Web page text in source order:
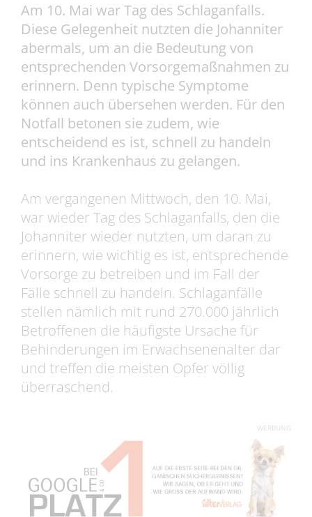
Am 10. Mai war Tag des Schlaganfalls.
Diese Gelegenheit nutzten die Johanniter
abermals, um an die Bedeutung von
entsprechenden Vorsorgemaßnahmen zu
erinnern. Denn typische Symptome
können auch übersehen werden. Für den
Notfall betonen sie zudem, wie
entscheidend es ist, schnell zu handeln
und ins Krankenhaus zu gelangen.
Am vergangenen Mittwoch, den 10. Mai,
war wieder Tag des Schlaganfalls, den die
Johanniter wieder nutzten, um daran zu
erinnern, wie wichtig es ist, entsprechende
Vorsorge zu betreiben und im Fall der
Fälle schnell zu handeln. Schlaganfälle
stellen nämlich mit rund 270.000 jährlich
Betroffenen die häufigste Ursache für
Behinderungen im Erwachsenenalter dar
und treffen die meisten Opfer völlig
überraschend.
WERBUNG